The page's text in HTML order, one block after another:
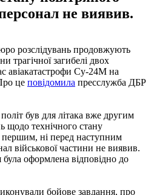
не виявив.
розслідувань продовжують
трагічної загибелі двох
авіакатастрофи Су-24М на
це повідомила пресслужба ДБР
був для літака вже другим
щодо технічного стану
першим, ні перед наступним
військової частини не виявив.
оформлена відповідно до
бойове завдання, про